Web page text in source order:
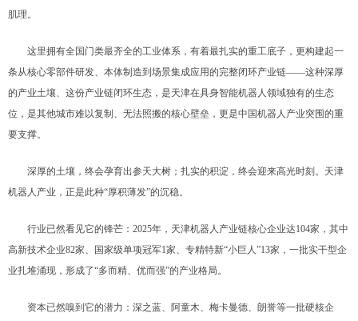
肌理。
这里拥有全国门类最齐全的工业体系，有着最扎实的重工底子，更构建起一
条从核心零部件研发、本体制造到场景集成应用的完整闭环产业链——这种深厚
的产业土壤、这份产业链闭环生态，是天津在具身智能机器人领域独有的生态
位，是其他城市难以复制、无法照搬的核心壁垒，更是中国机器人产业突围的重
要支撑。
深厚的土壤，终会孕育出参天大树；扎实的积淀，终会迎来高光时刻。天津
机器人产业，正是此种“厚积薄发”的沉稳。
行业已然看见它的锋芒：2025年，天津机器人产业链核心企业达104家，其中
高新技术企业82家、国家级单项冠军1家、专精特新“小巨人”13家，一批实干型企
业扎堆涌现，形成了“多而精、优而强”的产业格局。
资本已然嗅到它的潜力：深之蓝、阿童木、梅卡曼德、朗誉等一批硬核企